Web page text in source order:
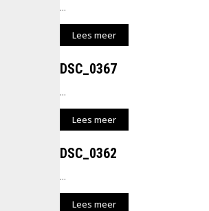
...
Lees meer
DSC_0367
...
Lees meer
DSC_0362
...
Lees meer